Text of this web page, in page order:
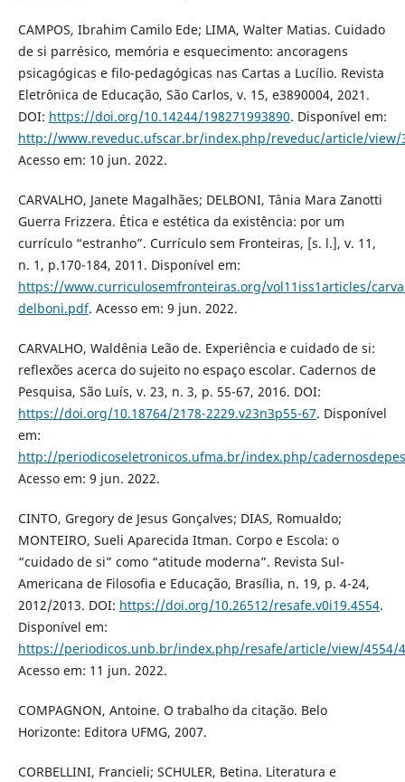
CAMPOS, Ibrahim Camilo Ede; LIMA, Walter Matias. Cuidado
de si parrésico, memória e esquecimento: ancoragens
psicagógicas e filo-pedagógicas nas Cartas a Lucílio. Revista
Eletrônica de Educação, São Carlos, v. 15, e3890004, 2021.
DOI: https://doi.org/10.14244/198271993890. Disponível em:
http://www.reveduc.ufscar.br/index.php/reveduc/article/view/
Acesso em: 10 jun. 2022.
CARVALHO, Janete Magalhães; DELBONI, Tânia Mara Zanotti
Guerra Frizzera. Ética e estética da existência: por um
currículo “estranho”. Currículo sem Fronteiras, [s. l.], v. 11,
n. 1, p.170-184, 2011. Disponível em:
https://www.curriculosemfronteiras.org/vol11iss1articles/
delboni.pdf. Acesso em: 9 jun. 2022.
CARVALHO, Waldênia Leão de. Experiência e cuidado de si:
reflexões acerca do sujeito no espaço escolar. Cadernos de
Pesquisa, São Luís, v. 23, n. 3, p. 55-67, 2016. DOI:
https://doi.org/10.18764/2178-2229.v23n3p55-67. Disponível
em:
http://periodicoseletronicos.ufma.br/index.php/
Acesso em: 9 jun. 2022.
CINTO, Gregory de Jesus Gonçalves; DIAS, Romualdo;
MONTEIRO, Sueli Aparecida Itman. Corpo e Escola: o
“cuidado de si” como “atitude moderna”. Revista Sul-
Americana de Filosofia e Educação, Brasília, n. 19, p. 4-24,
2012/2013. DOI: https://doi.org/10.26512/resafe.v0i19.4554.
Disponível em:
https://periodicos.unb.br/index.php/resafe/article/view/4554/
Acesso em: 11 jun. 2022.
COMPAGNON, Antoine. O trabalho da citação. Belo
Horizonte: Editora UFMG, 2007.
CORBELLINI, Francieli; SCHULER, Betina. Literatura e